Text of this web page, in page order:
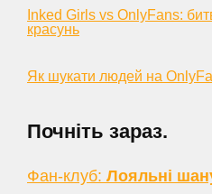
Inked Girls vs OnlyFans:
красунь
Як шукати людей на
Почніть зараз.
Фан-клуб: Лояльні